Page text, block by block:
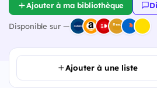
Ajouter à ma bibliothèque
Disponible sur —
Ajouter à une liste